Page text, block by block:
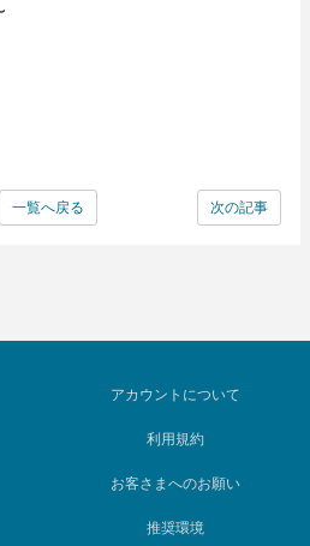
一覧へ戻る 次の記事
アカウントについて
利用規約
お客さまへのお願い
推奨環境